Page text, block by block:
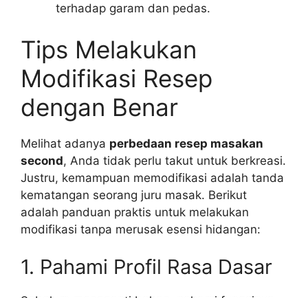
terhadap garam dan pedas.
Tips Melakukan
Modifikasi Resep
dengan Benar
Melihat adanya perbedaan resep masakan
second, Anda tidak perlu takut untuk berkreasi.
Justru, kemampuan memodifikasi adalah tanda
kematangan seorang juru masak. Berikut
adalah panduan praktis untuk melakukan
modifikasi tanpa merusak esensi hidangan:
1. Pahami Profil Rasa Dasar